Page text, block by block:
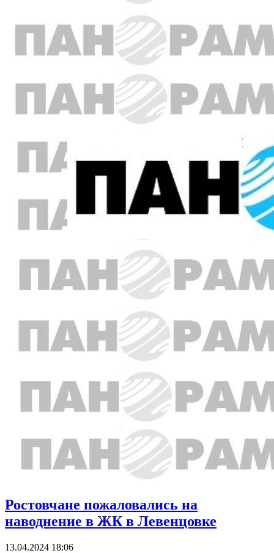
Ростовчане пожаловались на
наводнение в ЖК в Левенцовке
13.04.2024 18:06